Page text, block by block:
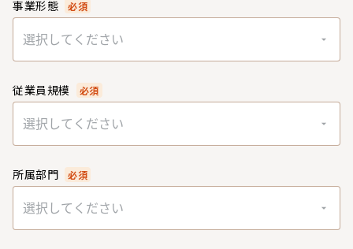
事業形態 必須
選択してください
従業員規模 必須
選択してください
所属部門 必須
選択してください